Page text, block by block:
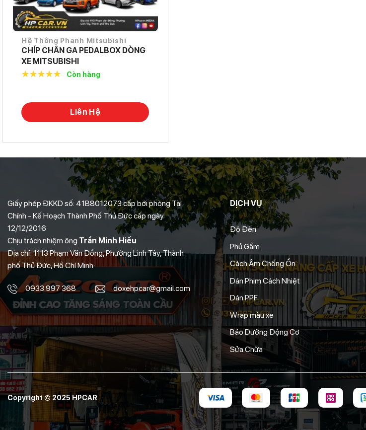
Hệ Thống Phanh Mitsubishi
CHÍP CHÂN GA PEDALBOX DÒNG
XE MITSUBISHI
Còn hàng
Liên Hệ
Giấy phép ĐKKD số: 41B8012073 cấp bới phòng Tài
Chính - Kế Hoạch Thành Phố Thủ Đức cấp ngày
12/12/2016
Chịu trách nhiệm ông Trần Minh Hiếu
Địa chỉ: 1113 Phạm Văn Đồng, Phường Linh Tây, Thành
phố Thủ Đức, Hồ Chí Minh
0933 997 368 doxehpcar@gmail.com
DỊCH VỤ
Độ Đèn
Phủ Gầm
Cách Âm Chống Ồn
Dán Phim Cách Nhiệt
Dán PPF
Wrap màu xe
Bảo Dưỡng Động Cơ
Sửa Chữa
Copyright © 2025 HPCAR